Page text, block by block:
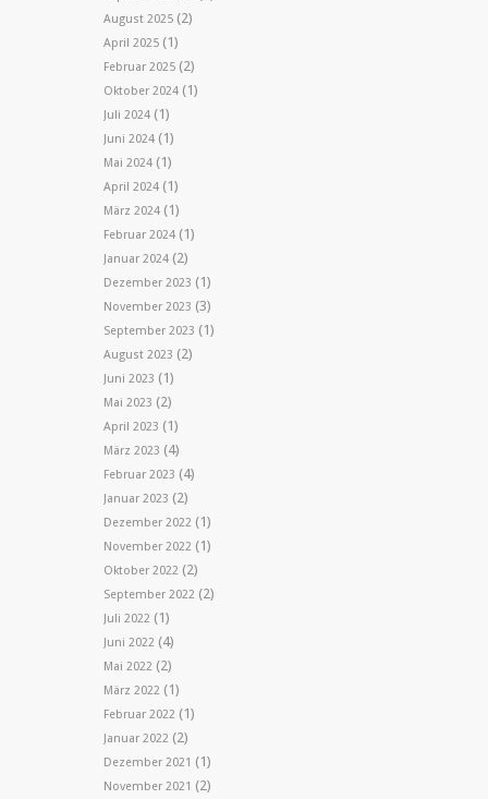
August 2025 (2)
April 2025 (1)
Februar 2025 (2)
Oktober 2024 (1)
Juli 2024 (1)
Juni 2024 (1)
Mai 2024 (1)
April 2024 (1)
März 2024 (1)
Februar 2024 (1)
Januar 2024 (2)
Dezember 2023 (1)
November 2023 (3)
September 2023 (1)
August 2023 (2)
Juni 2023 (1)
Mai 2023 (2)
April 2023 (1)
März 2023 (4)
Februar 2023 (4)
Januar 2023 (2)
Dezember 2022 (1)
November 2022 (1)
Oktober 2022 (2)
September 2022 (2)
Juli 2022 (1)
Juni 2022 (4)
Mai 2022 (2)
März 2022 (1)
Februar 2022 (1)
Januar 2022 (2)
Dezember 2021 (1)
November 2021 (2)